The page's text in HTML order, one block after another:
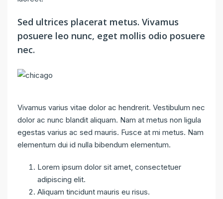
Sed ultrices placerat metus. Vivamus
posuere leo nunc, eget mollis odio posuere
nec.
Vivamus varius vitae dolor ac hendrerit. Vestibulum nec
dolor ac nunc blandit aliquam. Nam at metus non ligula
egestas varius ac sed mauris. Fusce at mi metus. Nam
elementum dui id nulla bibendum elementum.
Lorem ipsum dolor sit amet, consectetuer
adipiscing elit.
Aliquam tincidunt mauris eu risus.